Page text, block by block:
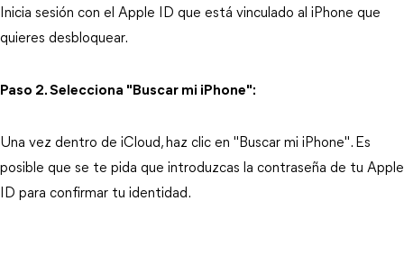
Inicia sesión con el Apple ID que está vinculado al iPhone que
quieres desbloquear.
Paso 2. Selecciona "Buscar mi iPhone":
Una vez dentro de iCloud, haz clic en "Buscar mi iPhone". Es
posible que se te pida que introduzcas la contraseña de tu Apple
ID para confirmar tu identidad.